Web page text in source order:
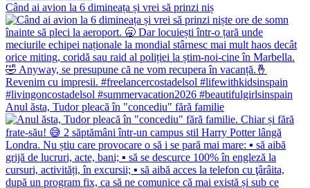
Când ai avion la 6 dimineața și vrei să prinzi niș
Anul ăsta, Tudor pleacă în "concediu" fără familie